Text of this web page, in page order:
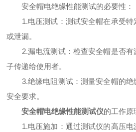
安全帽电绝缘性能测试的必要性：
1.电压测试：测试安全帽在承受特
或泄漏。
2.漏电流测试：检查安全帽是否有
子传递给使用者。
3.绝缘电阻测试：测量安全帽的绝
安全要求。
安全帽电绝缘性能测试仪的工作原
1.电压施加：通过测试仪的高压电